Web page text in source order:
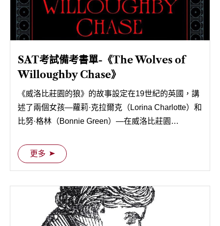
SAT考試備考書單-《The Wolves of
Willoughby Chase》
《威洛比莊園的狼》的故事設定在19世紀的英國，講
述了兩個女孩—蘿莉·克拉爾克（Lorina Charlotte）和
比努·格林（Bonnie Green）—在威洛比莊園
更多